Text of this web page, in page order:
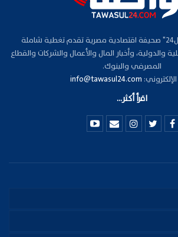
جريدة وموقع "تواصل24" صحيفة اقتصادية مصرية تقدم تغطية شاملة
والدولية، وأخبار المال والأعمال والشركات والقطاع
المصرفي والبنوك.
الإلكتروني: info@tawasul24.com
اقرأ أكثر...